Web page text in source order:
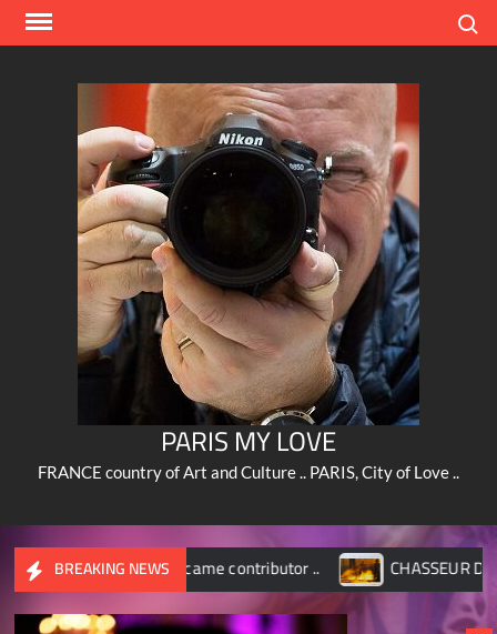
Skip
PARIS MY LOVE
FRANCE country of Art and Culture .. PARIS, City of Love ..
BREAKING NEWS
contributor .. CHASSEUR D’IMAGES – Octobre 2017